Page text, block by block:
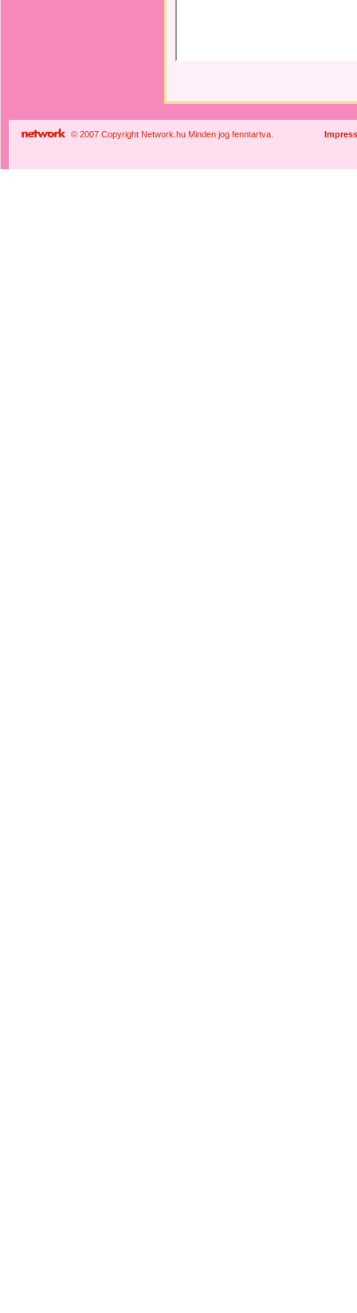
© 2007 Copyright Network.hu Minden jog fenntartva.